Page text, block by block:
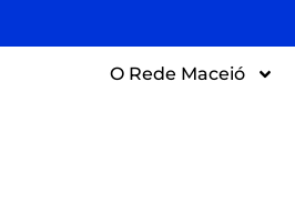
O Rede Maceió